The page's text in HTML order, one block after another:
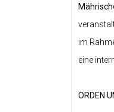
im
eine
ORDEN